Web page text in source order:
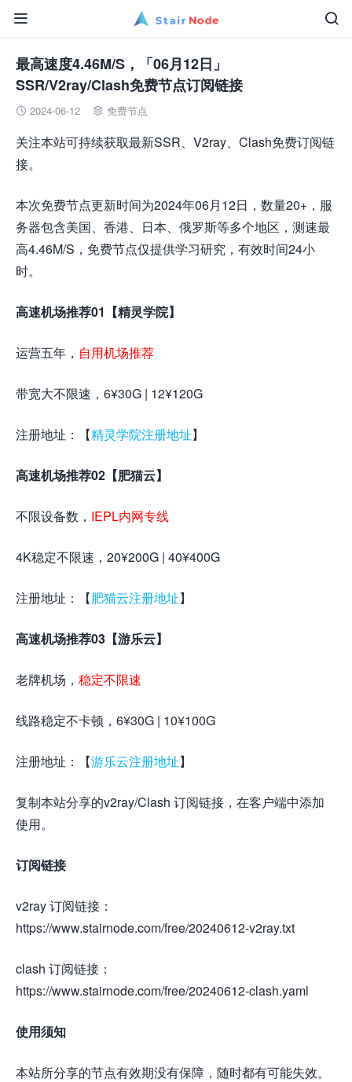


最高速度4.46M/S，「06月12日」
SSR/V2ray/Clash免费节点订阅链接
 2024-06-12  免费节点
关注本站可持续获取最新SSR、V2ray、Clash免费订阅链
接。
本次免费节点更新时间为2024年06月12日，数量20+，服
务器包含美国、香港、日本、俄罗斯等多个地区，测速最
高4.46M/S，免费节点仅提供学习研究，有效时间24小
时。
高速机场推荐01【精灵学院】
运营五年， 自用机场推荐
带宽大不限速，6¥30G | 12¥120G
注册地址：【精灵学院注册地址】
高速机场推荐02【肥猫云】
不限设备数， IEPL内网专线
4K稳定不限速，20¥200G | 40¥400G
注册地址：【肥猫云注册地址】
高速机场推荐03【游乐云】
老牌机场， 稳定不限速
线路稳定不卡顿，6¥30G | 10¥100G
注册地址：【游乐云注册地址】
复制本站分享的v2ray/Clash 订阅链接，在客户端中添加
使用。
订阅链接
v2ray 订阅链接：
https://www.stairnode.com/free/20240612-v2ray.txt
clash 订阅链接：
https://www.stairnode.com/free/20240612-clash.yaml
使用须知
本站所分享的节点有效期没有保障，随时都有可能失效。